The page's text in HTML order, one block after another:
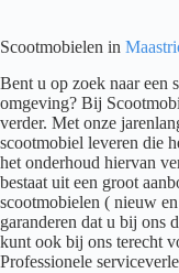
Scootmobielen in
Bent u op zoek naar een
omgeving? Bij
verder. Met onze
scootmobiel leveren die
het onderhoud hiervan
bestaat uit een groot
scootmobielen ( nieuw
garanderen dat u bij ons
kunt ook bij ons terecht
Professionele